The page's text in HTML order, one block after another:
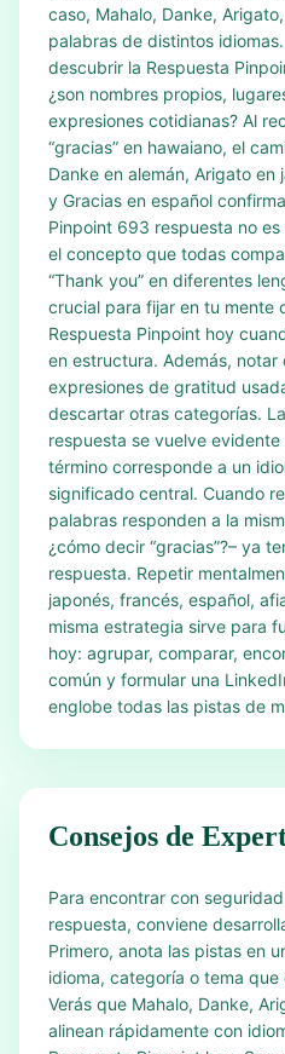
caso, Mahalo, Danke,
palabras de distintos
descubrir la Respuesta
¿son nombres propios,
expresiones cotidianas? Al
“gracias” en hawaiano, el
Danke en alemán, Arigato
y Gracias en español
Pinpoint 693 respuesta no
el concepto que todas
“Thank you” en diferentes
crucial para fijar en tu mente
Respuesta Pinpoint hoy
en estructura. Además, notar
expresiones de gratitud
descartar otras categorías.
respuesta se vuelve
término corresponde a un
significado central. Cuando
palabras responden a la
¿cómo decir “gracias”?– ya
respuesta. Repetir
japonés, francés, español,
misma estrategia sirve para
hoy: agrupar, comparar,
común y formular una
englobe todas las pistas de
Consejos de
Para encontrar con
respuesta, conviene
Primero, anota las pistas en
idioma, categoría o tema
Verás que Mahalo, Danke,
alinean rápidamente con